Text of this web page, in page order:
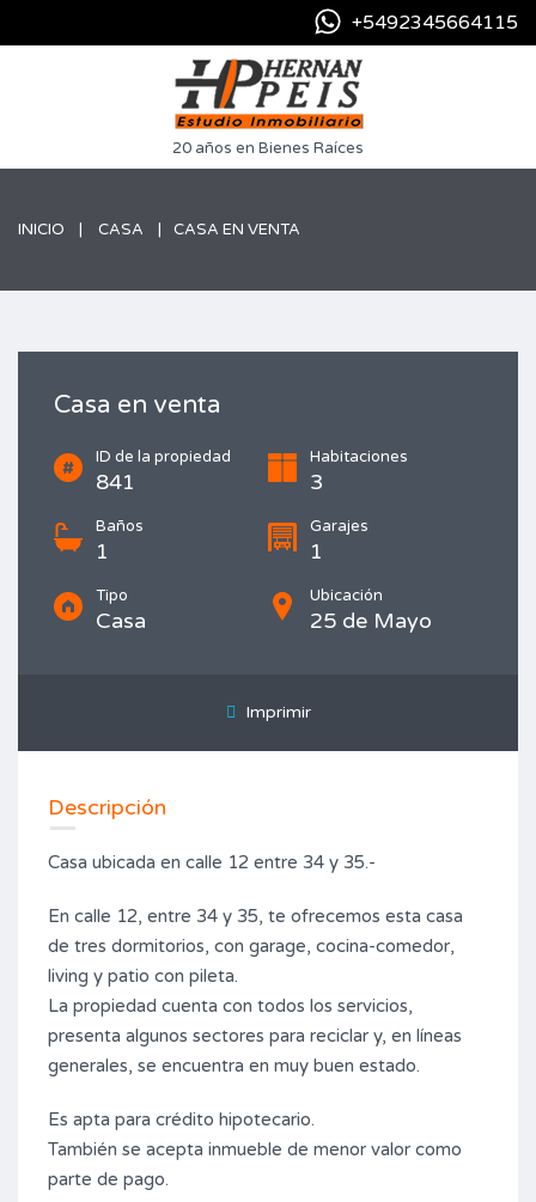
+5492345664115
20 años en Bienes Raíces
INICIO CASA CASA EN VENTA
Casa en venta
ID de la propiedad
841
Habitaciones
3
Baños
1
Garajes
1
Tipo
Casa
Ubicación
25 de Mayo
Imprimir
Descripción
Casa ubicada en calle 12 entre 34 y 35.-
En calle 12, entre 34 y 35, te ofrecemos esta casa
de tres dormitorios, con garage, cocina-comedor,
living y patio con pileta.
La propiedad cuenta con todos los servicios,
presenta algunos sectores para reciclar y, en líneas
generales, se encuentra en muy buen estado.
Es apta para crédito hipotecario.
También se acepta inmueble de menor valor como
parte de pago.